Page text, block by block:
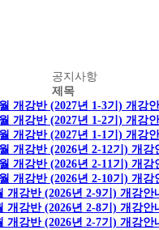
공지사항
제목
개강반 (2027년 1-3기) 개강
개강반 (2027년 1-2기) 개강
개강반 (2027년 1-1기) 개강
개강반 (2026년 2-12기) 개강
개강반 (2026년 2-11기) 개강
개강반 (2026년 2-10기) 개강
개강반 (2026년 2-9기) 개강안
개강반 (2026년 2-8기) 개강안
개강반 (2026년 2-7기) 개강안